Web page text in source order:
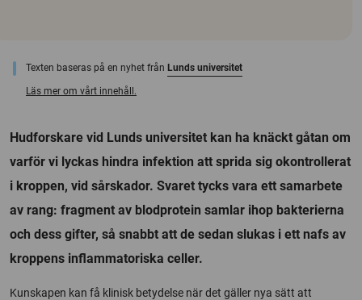
Texten baseras på en nyhet från Lunds universitet
Läs mer om vårt innehåll.
Hudforskare vid Lunds universitet kan ha knäckt gåtan om
varför vi lyckas hindra infektion att sprida sig okontrollerat
i kroppen, vid sårskador. Svaret tycks vara ett samarbete
av rang: fragment av blodprotein samlar ihop bakterierna
och dess gifter, så snabbt att de sedan slukas i ett nafs av
kroppens inflammatoriska celler.
Kunskapen kan få klinisk betydelse när det gäller nya sätt att